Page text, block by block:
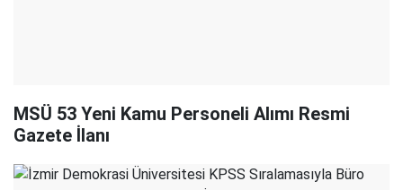
MSÜ 53 Yeni Kamu Personeli Alımı Resmi
Gazete İlanı